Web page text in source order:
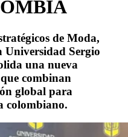
de Moda,
Universidad Sergio
una nueva
combinan
global para
colombiano.